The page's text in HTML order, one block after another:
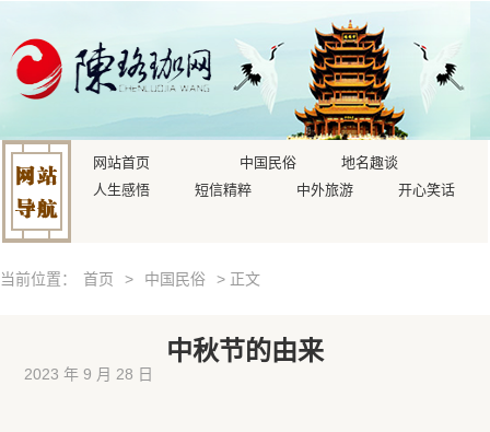
网站首页 中国民俗
地名趣谈
人生感悟
短信精粹 中外旅游 开心笑话
当前位置： 首页 > 中国民俗 > 正文
中秋节的由来
2023 年 9 月 28 日